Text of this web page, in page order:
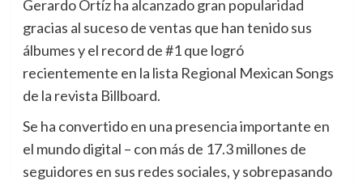
Gerardo Ortíz ha alcanzado gran popularidad
gracias al suceso de ventas que han tenido sus
álbumes y el record de #1 que logró
recientemente en la lista Regional Mexican Songs
de la revista Billboard.
Se ha convertido en una presencia importante en
el mundo digital – con más de 17.3 millones de
seguidores en sus redes sociales, y sobrepasando